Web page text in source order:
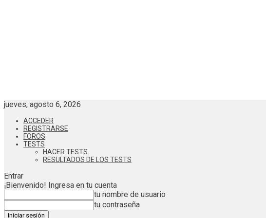
jueves, agosto 6, 2026
ACCEDER
REGISTRARSE
FOROS
TESTS
HACER TESTS
RESULTADOS DE LOS TESTS
Entrar
¡Bienvenido! Ingresa en tu cuenta
tu nombre de usuario
tu contraseña